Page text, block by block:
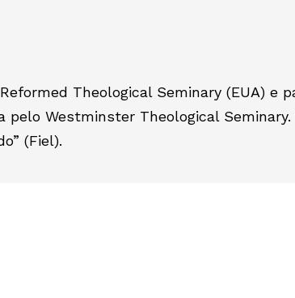
Theological Seminary (EUA) e
pelo Westminster Theological
(Fiel).